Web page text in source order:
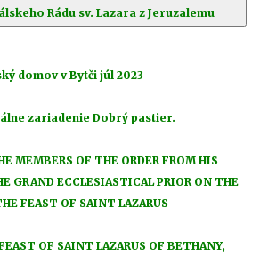
Rádu sv. Lazara z Jeruzalemu
domov v Bytči júl 2023
zariadenie Dobrý pastier.
MEMBERS OF THE ORDER FROM HIS
GRAND ECCLESIASTICAL PRIOR ON THE
FEAST OF SAINT LAZARUS
OF SAINT LAZARUS OF BETHANY,